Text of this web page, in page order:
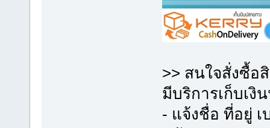
>> สนใจสั่งซื้อ
มีบริการเก็บเงิ
- แจ้งชื่อ ที่อยู่ เ